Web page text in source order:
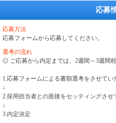
応募
応募方法
応募フォームから応募してください。
選考の流れ
◎ ご応募から内定までは、2週間～3週間
1.応募フォームによる書類選考をさせてい
↓
2.採用担当者との面接をセッティングさせ
↓
3.内定決定